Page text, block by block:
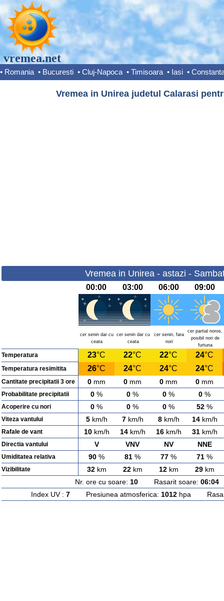
vremea.net
• Romania • Bucuresti • Cluj-Napoca • Timisoara • Iasi •
Vremea in Unirea judetul Calarasi
Vremea in Unirea - astazi -
00:00 03:00 06:00 09:00
cer senin dar cu
ceata
cer senin dar cu
ceata
cer senin, fara
nori
cer partial noros,
posibil nori de
furtuna
Temperatura 23°C 22°C 22°C 24°C
Temperatura resimitita 26°C 24°C 24°C 24°C
Cantitate precipitatii 3 ore 0 mm 0 mm 0 mm 0 mm
Probabilitate precipitatii 0 % 0 % 0 % 0 %
Acoperire cu nori 0 % 0 % 0 % 52 %
Viteza vantului 5km/h 7km/h 8km/h 14km/h
Rafale de vant 10km/h 14km/h 16km/h 31km/h
Directia vantului V VNV NV NNE
Umiditatea relativa 90 % 81 % 77 % 71 %
Vizibilitate 32km 22km 12km 29km
Nr. ore cu soare: 10Rasarit soare: 06:04
Index UV : 7Presiunea atmosferica: 1012hpa